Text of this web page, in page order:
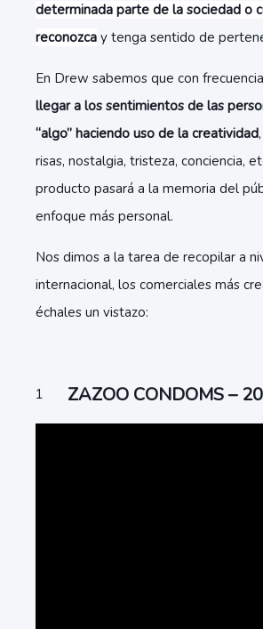
determinada parte de la sociedad o
reconozca y tenga sentido de
En Drew sabemos que con
llegar a los sentimientos de las
“algo” haciendo uso de la creatividad
risas, nostalgia, tristeza, conciencia,
producto pasará a la memoria del
enfoque más personal.
Nos dimos a la tarea de recopilar a
internacional, los comerciales más
échales un vistazo:
ZAZOO CONDOMS –